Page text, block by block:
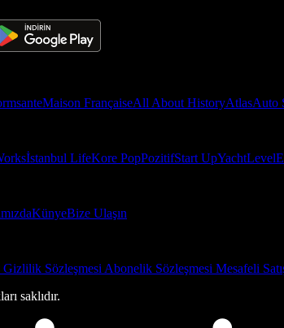
Maison FrançaiseAll About HistoryAtlasAuto
İstanbul LifeKore PopPozitifStart UpYachtLevel
KünyeBize Ulaşın
Gizlilik Sözleşmesi Abonelik Sözleşmesi Mesafeli
saklıdır.